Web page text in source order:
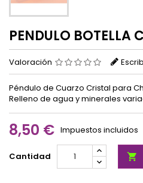
PENDULO BOTELLA
Valoración
Péndulo de Cuarzo Cristal para
Relleno de agua y minerales
8,50 € Impuestos incluidos
Cantidad 